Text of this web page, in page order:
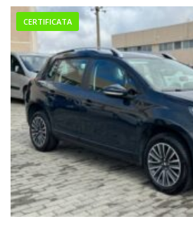
CERTIFICATA